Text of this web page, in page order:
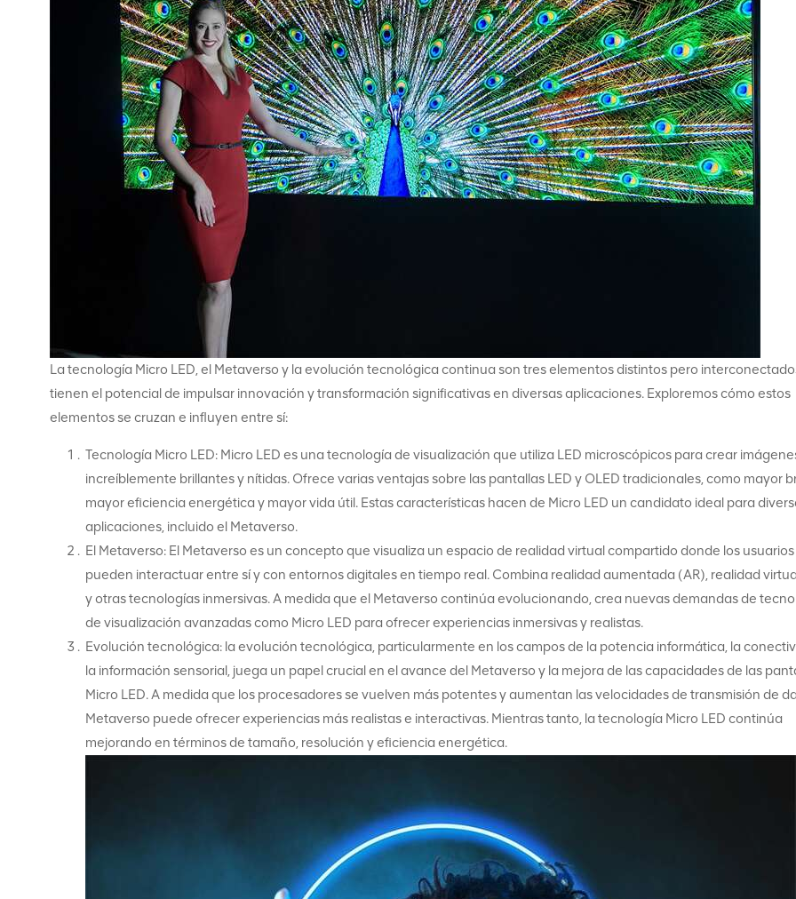
La tecnología Micro LED, el Metaverso y la evolución tecnológica continua son tres elementos distintos pero
tienen el potencial de impulsar innovación y transformación significativas en diversas aplicaciones. Exploremos cómo estos
elementos se cruzan e influyen entre sí:
Tecnología Micro LED: Micro LED es una tecnología de visualización que utiliza LED microscópicos para crear
increíblemente brillantes y nítidas. Ofrece varias ventajas sobre las pantallas LED y OLED tradicionales, como mayor
mayor eficiencia energética y mayor vida útil. Estas características hacen de Micro LED un candidato ideal para
aplicaciones, incluido el Metaverso.
El Metaverso: El Metaverso es un concepto que visualiza un espacio de realidad virtual compartido donde los usuarios
pueden interactuar entre sí y con entornos digitales en tiempo real. Combina realidad aumentada (AR), realidad
y otras tecnologías inmersivas. A medida que el Metaverso continúa evolucionando, crea nuevas demandas de
de visualización avanzadas como Micro LED para ofrecer experiencias inmersivas y realistas.
Evolución tecnológica: la evolución tecnológica, particularmente en los campos de la potencia informática, la
la información sensorial, juega un papel crucial en el avance del Metaverso y la mejora de las capacidades de las
Micro LED. A medida que los procesadores se vuelven más potentes y aumentan las velocidades de transmisión de
Metaverso puede ofrecer experiencias más realistas e interactivas. Mientras tanto, la tecnología Micro LED continúa
mejorando en términos de tamaño, resolución y eficiencia energética.